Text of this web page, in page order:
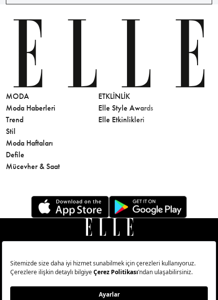
MODA
Moda Haberleri
Trend
Stil
Moda Haftaları
Defile
Mücevher & Saat
ETKLINLIK
Elle Style Awards
Elle Etkinlikleri
© Big Medya Teknoloji A.Ş. Altunizade Mahallesi Kuşbakışı